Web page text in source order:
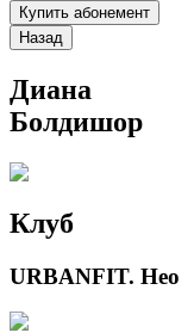
Купить абонемент
Назад
Диана
Болдишор
Клуб
URBANFIT. Нео